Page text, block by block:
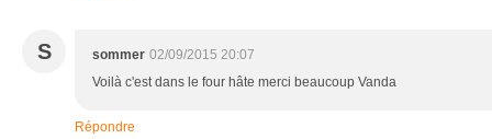
S sommer 02/09/2015 20:07
Voilà c'est dans le four hâte merci beaucoup Vanda
Répondre